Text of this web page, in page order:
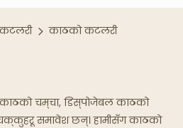
काठको कटलरी
चम्चा, डिस्पोजेबल काठको
समावेश छन्। हामीसँग काठको